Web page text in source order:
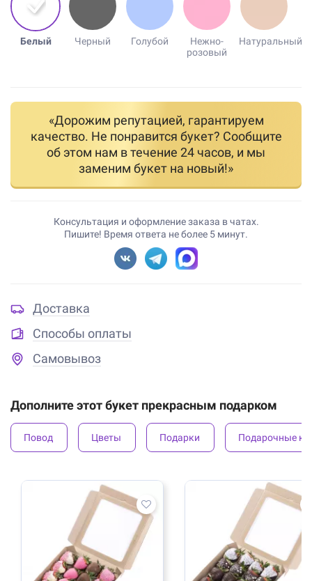
Белый Черный Голубой
Нежно-
розовый
Натуральный
«Дорожим репутацией, гарантируем
качество. Не понравится букет? Сообщите
об этом нам в течение 24 часов, и мы
заменим букет на новый!»
Консультация и оформление заказа в чатах.
Пишите! Время ответа не более 5 минут.
Доставка
Способы оплаты
Самовывоз
Дополните этот букет прекрасным подарком
Повод Цветы Подарки Подарочные